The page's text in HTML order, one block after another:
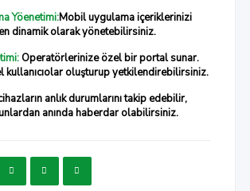
Yöenetimi:Mobil uygulama içeriklerinizi
dinamik olarak yönetebilirsiniz.
Operatörlerinize özel bir portal sunar.
kullanıcıolar oluşturup yetkilendirebilirsiniz.
anlık durumlarını takip edebilir,
anında haberdar olabilirsiniz.